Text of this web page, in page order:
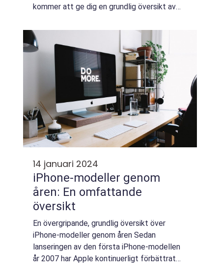
kommer att ge dig en grundlig översikt av
tillgängliga på mark...
14 januari 2024
iPhone-modeller genom
åren: En omfattande
översikt
En övergripande, grundlig översikt över
iPhone-modeller genom åren Sedan
lanseringen av den första iPhone-modellen
år 2007 har Apple kontinuerligt förbättrat